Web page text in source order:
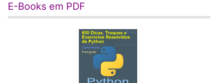
E-Books em PDF